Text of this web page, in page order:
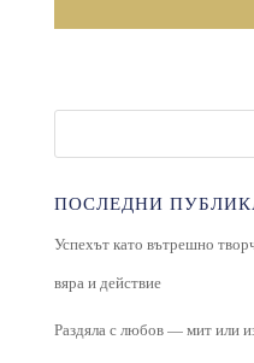
ПОСЛЕДНИ
Успехът като вътрешно
вяра и действие
Раздяла с любов — мит или